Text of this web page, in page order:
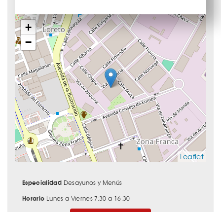
+
−
Leaflet
Especialidad Desayunos y Menús
Horario Lunes a Viernes 7:30 a 16:30